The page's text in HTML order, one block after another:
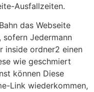
Ausfallzeiten.
das Webseite
sofern Jedermann
inside ordner2 einen
wie geschmiert
können Diese
Link wiederkommen,